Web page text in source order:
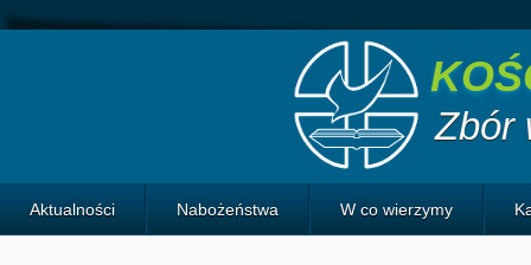
Zbór
Aktualności Nabożeństwa W co wierzymy